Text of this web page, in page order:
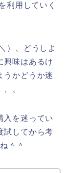
利用していく
）、どうしよ
興味はあるけ
うかどうか迷
、
入を迷ってい
試してから考
＾＾